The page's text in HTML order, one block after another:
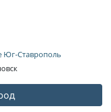
Юг-Ставрополь